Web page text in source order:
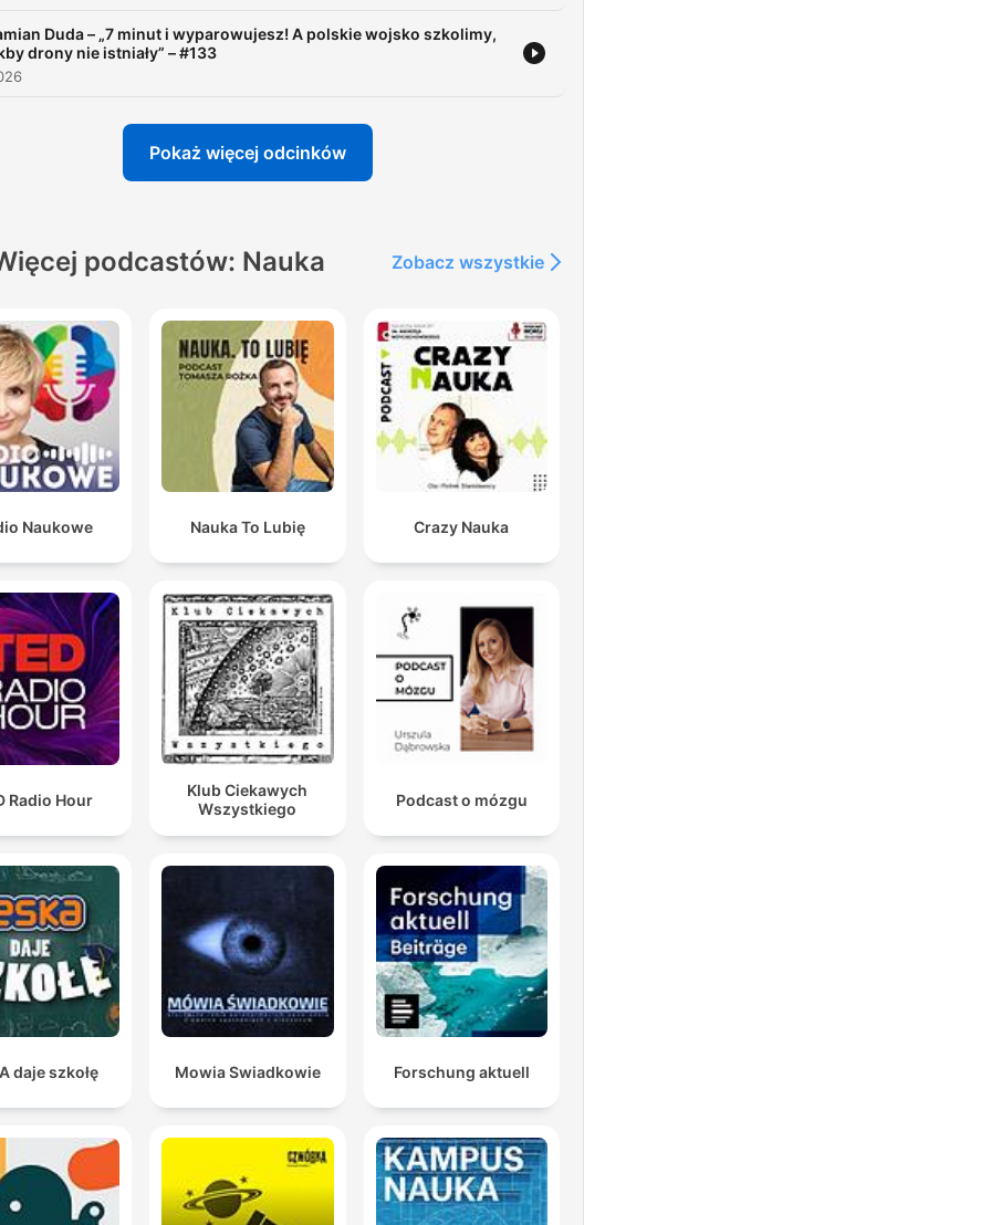
Duda – „7 minut i wyparowujesz! A polskie wojsko szkolimy,
drony nie istniały” – #133
Pokaż więcej odcinków
podcastów: Nauka Zobacz wszystkie
Naukowe Nauka To Lubię Crazy Nauka
Radio Hour
Klub Ciekawych
Wszystkiego
Podcast o mózgu
daje szkołę Mowia Swiadkowie Forschung aktuell